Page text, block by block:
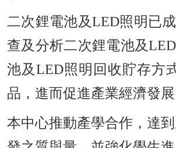
二次鋰電池及LED照明已
查及分析二次鋰電池及
池及LED照明回收貯存方
品，進而促進產業經濟發
本中心推動產學合作，達